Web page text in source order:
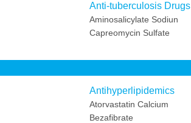
Anti-tuberculosis Drugs
Aminosalicylate Sodiun
Capreomycin Sulfate
Antihyperlipidemics
Atorvastatin Calcium
Bezafibrate